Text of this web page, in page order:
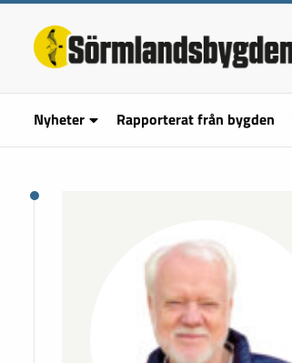
Nyheter Rapporterat från bygden